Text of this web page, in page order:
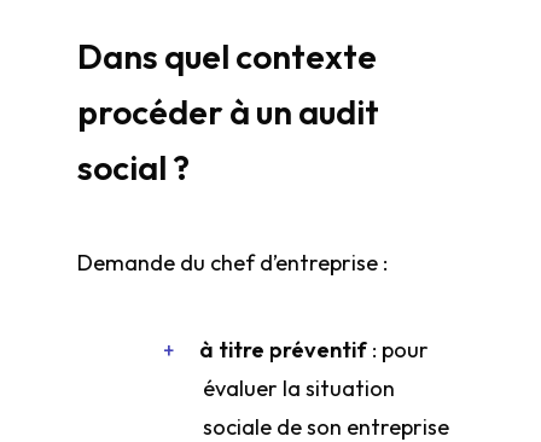
Dans quel contexte
procéder à un audit
social ?
Demande du chef d’entreprise :
à titre préventif : pour
évaluer la situation
sociale de son entreprise